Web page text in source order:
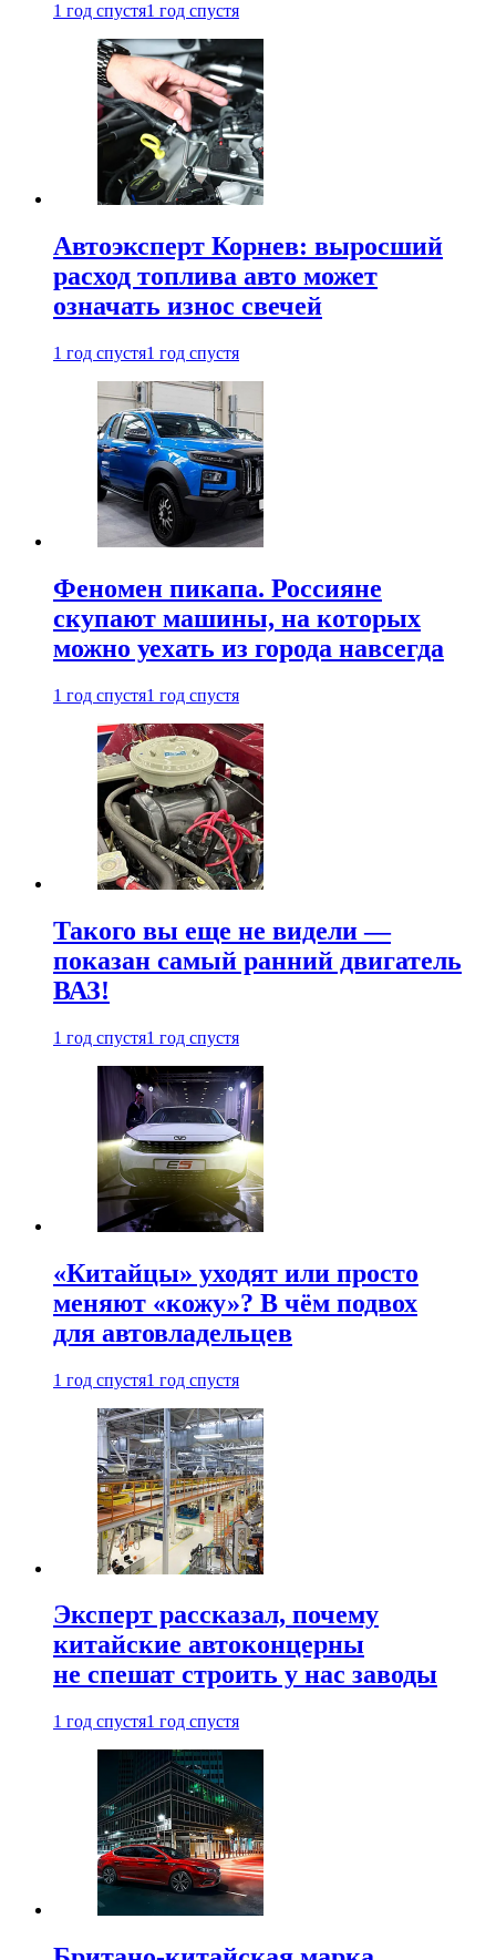
1 год спустя1 год спустя
Автоэксперт Корнев: выросший
расход топлива авто может
означать износ свечей
1 год спустя1 год спустя
Феномен пикапа. Россияне
скупают машины, на которых
можно уехать из города навсегда
1 год спустя1 год спустя
Такого вы еще не видели —
показан самый ранний двигатель
ВАЗ!
1 год спустя1 год спустя
«Китайцы» уходят или просто
меняют «кожу»? В чём подвох
для автовладельцев
1 год спустя1 год спустя
Эксперт рассказал, почему
китайские автоконцерны
не спешат строить у нас заводы
1 год спустя1 год спустя